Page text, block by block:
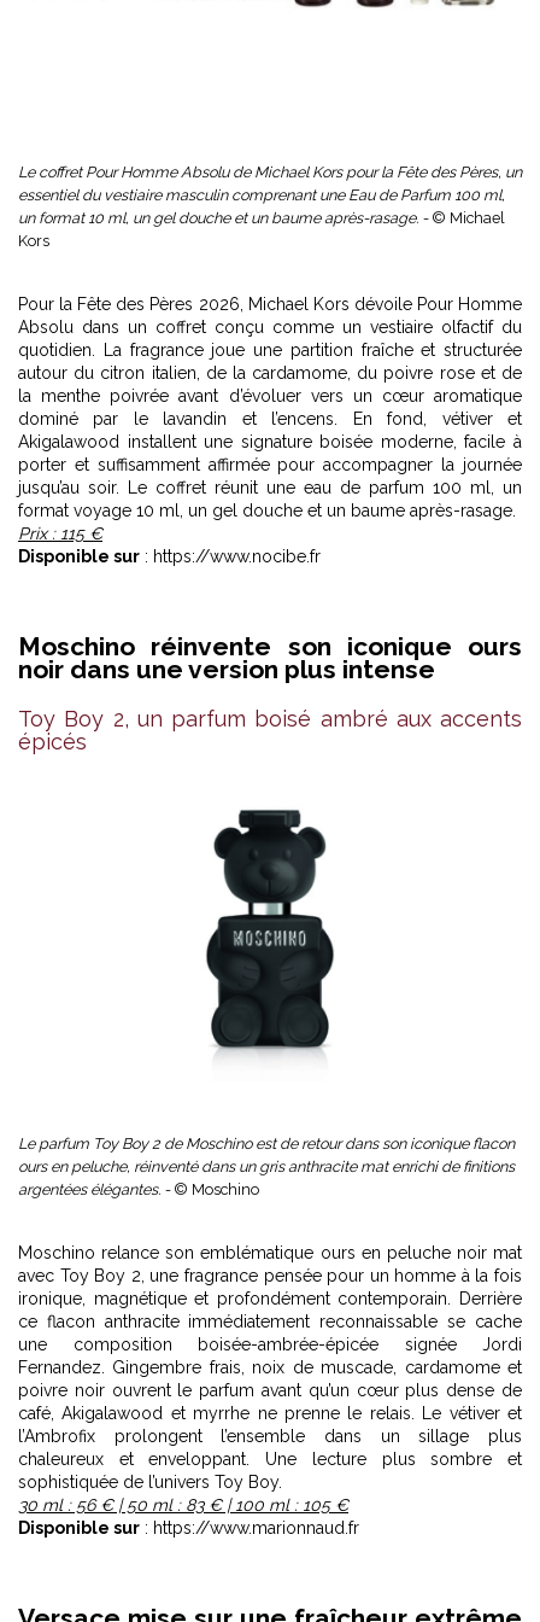
Le coffret Pour Homme Absolu de Michael Kors pour la Fête des Pères, un
essentiel du vestiaire masculin comprenant une Eau de Parfum 100 ml,
un format 10 ml, un gel douche et un baume après-rasage. - © Michael
Kors
Pour la Fête des Pères 2026, Michael Kors dévoile Pour Homme
Absolu dans un coffret conçu comme un vestiaire olfactif du
quotidien. La fragrance joue une partition fraîche et structurée
autour du citron italien, de la cardamome, du poivre rose et de
la menthe poivrée avant d’évoluer vers un cœur aromatique
dominé par le lavandin et l’encens. En fond, vétiver et
Akigalawood installent une signature boisée moderne, facile à
porter et suffisamment affirmée pour accompagner la journée
jusqu’au soir. Le coffret réunit une eau de parfum 100 ml, un
format voyage 10 ml, un gel douche et un baume après-rasage.
Prix : 115 €
Disponible sur : https://www.nocibe.fr
Moschino réinvente son iconique ours
noir dans une version plus intense
Toy Boy 2, un parfum boisé ambré aux accents
épicés
Le parfum Toy Boy 2 de Moschino est de retour dans son iconique flacon
ours en peluche, réinventé dans un gris anthracite mat enrichi de finitions
argentées élégantes. - © Moschino
Moschino relance son emblématique ours en peluche noir mat
avec Toy Boy 2, une fragrance pensée pour un homme à la fois
ironique, magnétique et profondément contemporain. Derrière
ce flacon anthracite immédiatement reconnaissable se cache
une composition boisée-ambrée-épicée signée Jordi
Fernandez. Gingembre frais, noix de muscade, cardamome et
poivre noir ouvrent le parfum avant qu’un cœur plus dense de
café, Akigalawood et myrrhe ne prenne le relais. Le vétiver et
l’Ambrofix prolongent l’ensemble dans un sillage plus
chaleureux et enveloppant. Une lecture plus sombre et
sophistiquée de l’univers Toy Boy.
30 ml : 56 € | 50 ml : 83 € | 100 ml : 105 €
Disponible sur : https://www.marionnaud.fr